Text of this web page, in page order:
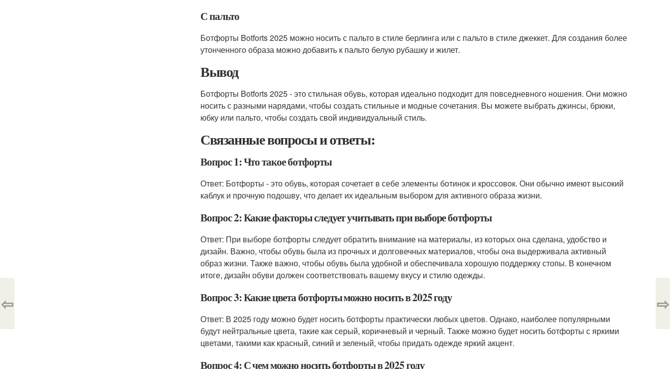
С пальто
Ботфорты Botforts 2025 можно носить с пальто в стиле берлинга или с пальто в стиле джеккет. Для создания более
утонченного образа можно добавить к пальто белую рубашку и жилет.
Вывод
Ботфорты Botforts 2025 - это стильная обувь, которая идеально подходит для повседневного ношения. Они можно
носить с разными нарядами, чтобы создать стильные и модные сочетания. Вы можете выбрать джинсы, брюки,
юбку или пальто, чтобы создать свой индивидуальный стиль.
Связанные вопросы и ответы:
Вопрос 1: Что такое ботфорты
Ответ: Ботфорты - это обувь, которая сочетает в себе элементы ботинок и кроссовок. Они обычно имеют высокий
каблук и прочную подошву, что делает их идеальным выбором для активного образа жизни.
Вопрос 2: Какие факторы следует учитывать при выборе ботфорты
Ответ: При выборе ботфорты следует обратить внимание на материалы, из которых она сделана, удобство и
дизайн. Важно, чтобы обувь была из прочных и долговечных материалов, чтобы она выдерживала активный
образ жизни. Также важно, чтобы обувь была удобной и обеспечивала хорошую поддержку стопы. В конечном
итоге, дизайн обуви должен соответствовать вашему вкусу и стилю одежды.
Вопрос 3: Какие цвета ботфорты можно носить в 2025 году
Ответ: В 2025 году можно будет носить ботфорты практически любых цветов. Однако, наиболее популярными
будут нейтральные цвета, такие как серый, коричневый и черный. Также можно будет носить ботфорты с яркими
цветами, такими как красный, синий и зеленый, чтобы придать одежде яркий акцент.
Вопрос 4: С чем можно носить ботфорты в 2025 году
⇦ ⇨